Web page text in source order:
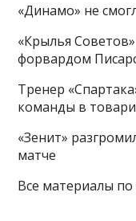
«Динамо» не
«Крылья
форвардом
Тренер
команды в
«Зенит»
матче
Все материалы по